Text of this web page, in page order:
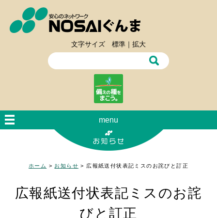
文字サイズ 標準 ｜ 拡大
menu
ホーム > お知らせ > 広報紙送付状表記ミスのお詫びと訂正
広報紙送付状表記ミスのお詫
びと訂正